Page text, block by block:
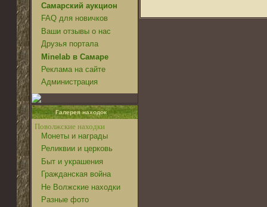
Самарский аукцион
FAQ для новичков
Ваши отзывы о нас
Друзья портала
Minelab в Самаре
Реклама на сайте
Администрация
Галерея находок
Поволжские находки
Монеты и награды
Реликвии и церковь
Быт и украшения
Гражданская война
Не Волжские находки
Разные фото